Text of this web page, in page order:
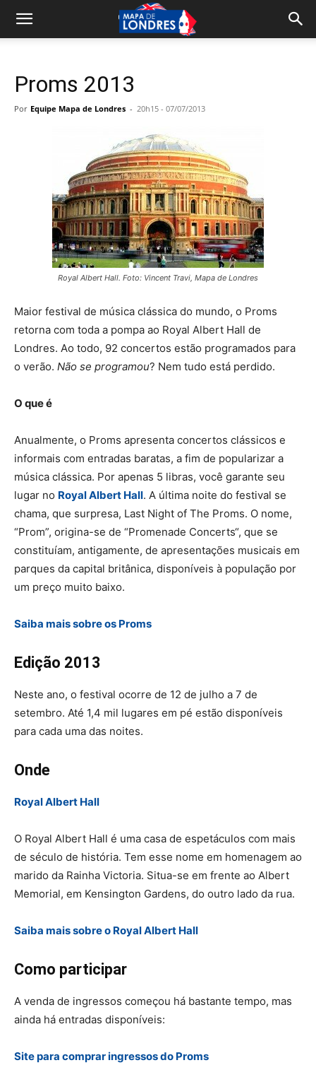
Proms 2013
Por Equipe Mapa de Londres - 20h15 - 07/07/2013
Royal Albert Hall. Foto: Vincent Travi, Mapa de Londres
Maior festival de música clássica do mundo, o Proms
retorna com toda a pompa ao Royal Albert Hall de
Londres. Ao todo, 92 concertos estão programados para
o verão. Não se programou? Nem tudo está perdido.
O que é
Anualmente, o Proms apresenta concertos clássicos e
informais com entradas baratas, a fim de popularizar a
música clássica. Por apenas 5 libras, você garante seu
lugar no Royal Albert Hall. A última noite do festival se
chama, que surpresa, Last Night of The Proms. O nome,
“Prom”, origina-se de “Promenade Concerts“, que se
constituíam, antigamente, de apresentações musicais em
parques da capital britânica, disponíveis à população por
um preço muito baixo.
Saiba mais sobre os Proms
Edição 2013
Neste ano, o festival ocorre de 12 de julho a 7 de
setembro. Até 1,4 mil lugares em pé estão disponíveis
para cada uma das noites.
Onde
Royal Albert Hall
O Royal Albert Hall é uma casa de espetáculos com mais
de século de história. Tem esse nome em homenagem ao
marido da Rainha Victoria. Situa-se em frente ao Albert
Memorial, em Kensington Gardens, do outro lado da rua.
Saiba mais sobre o Royal Albert Hall
Como participar
A venda de ingressos começou há bastante tempo, mas
ainda há entradas disponíveis:
Site para comprar ingressos do Proms